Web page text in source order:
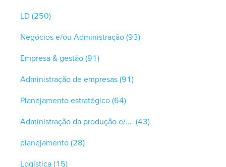
LD(250)
Negócios e/ou Administração(93)
Empresa & gestão(91)
Administração de empresas(91)
Planejamento estratégico(64)
Administração da produção e/ou controle de qualidade (43)
planejamento(28)
Logística(15)